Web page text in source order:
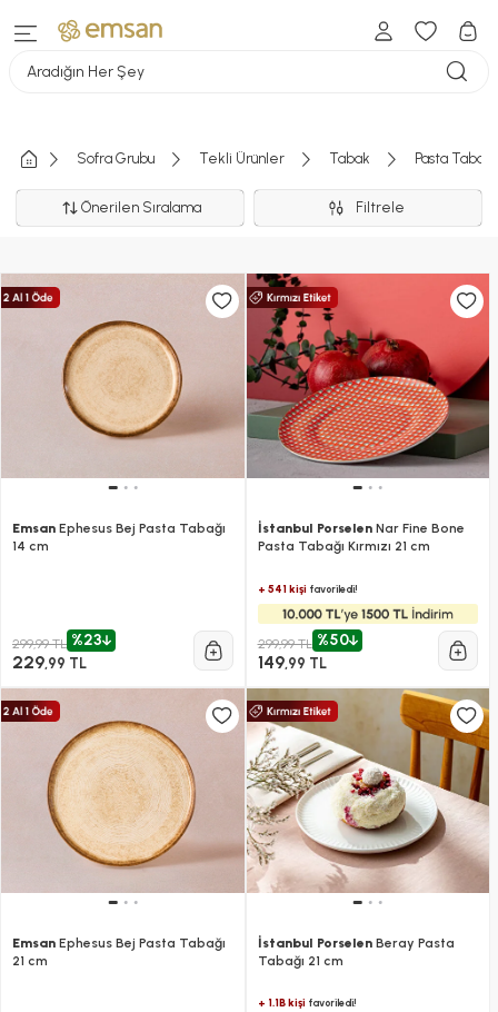
Aradığın Her Şey
Sofra Grubu Tekli Ürünler Tabak Pasta Tabağı
Önerilen Sıralama Filtrele
Emsan Ephesus Bej Pasta Tabağı
14 cm
299,99 TL %23
229,99 TL
İstanbul PorselenNar Fine Bone
Pasta Tabağı Kırmızı 21 cm
+ 541 kişifavoriledi!
299,99 TL %50
149,99 TL
Emsan Ephesus Bej Pasta Tabağı
21 cm
İstanbul PorselenBeray Pasta
Tabağı 21 cm
+ 1.1B kişifavoriledi!